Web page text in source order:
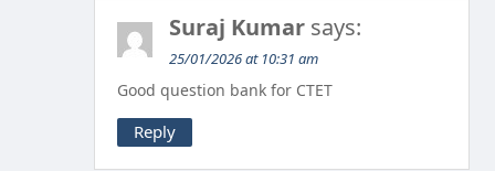
Suraj Kumar says:
25/01/2026 at 10:31 am
Good question bank for CTET
Reply